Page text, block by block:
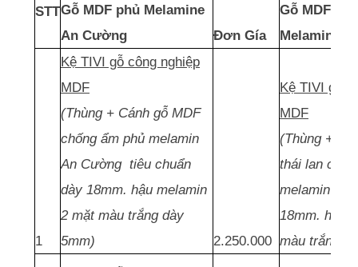
STTGỗ MDF phủ Melamine
An Cường
Đơn Gía
Gỗ MDF
Melamine
1
Kệ TIVI gỗ công nghiệp
MDF
(Thùng + Cánh gỗ MDF
chống ẩm phủ melamin
An Cường tiêu chuẩn
dày 18mm. hậu melamin
2 mặt màu trắng dày
5mm)
2.250.000
Kệ TIVI gỗ
MDF
(Thùng +
thái lan
melamin
18mm. hậu
màu trắng